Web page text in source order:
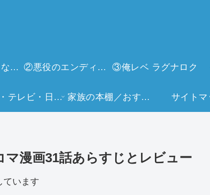
①今世は当主になります ②悪役のエンディングは死のみ ③俺レベ ラグナロク
映画・テレビ・日常生活 家族の本棚／おすすめミュージアム サイトマ
漫画31話あらすじとレビュー
います